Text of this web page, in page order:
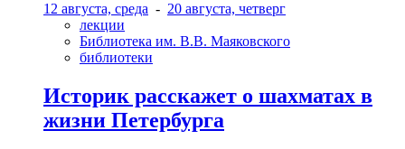
12 августа, среда - 20 августа, четверг
лекции
Библиотека им. В.В. Маяковского
библиотеки
Историк расскажет о шахматах в
жизни Петербурга